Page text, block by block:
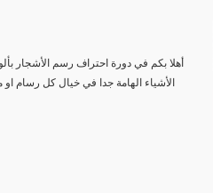
أهلا بكم في دورة احتراف رسم الأشجار
الأشياء الهامة جدا في خيال كل رسام